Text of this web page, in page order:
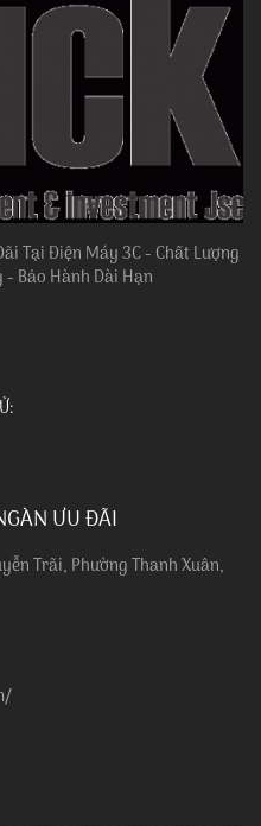
Tại Điện Máy 3C - Chất Lượng
- Bảo Hành Dài Hạn
ƯU ĐÃI
Trãi, Phường Thanh Xuân,